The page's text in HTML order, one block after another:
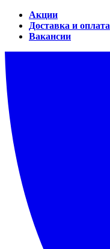
Акции
Доставка и оплата
Вакансии